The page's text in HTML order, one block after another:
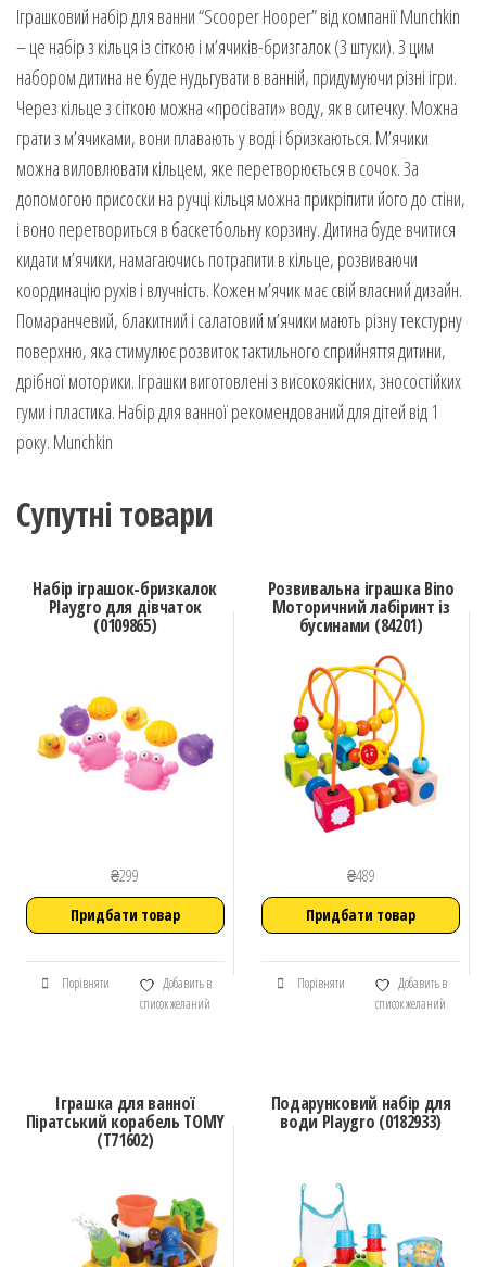
Іграшковий набір для ванни “Scooper Hooper” від компанії Munchkin
– це набір з кільця із сіткою і м’ячиків-бризгалок (3 штуки). З цим
набором дитина не буде нудьгувати в ванній, придумуючи різні ігри.
Через кільце з сіткою можна «просівати» воду, як в ситечку. Можна
грати з м’ячиками, вони плавають у воді і бризкаються. М’ячики
можна виловлювати кільцем, яке перетворюється в сочок. За
допомогою присоски на ручці кільця можна прикріпити його до стіни,
і воно перетвориться в баскетбольну корзину. Дитина буде вчитися
кидати м’ячики, намагаючись потрапити в кільце, розвиваючи
координацію рухів і влучність. Кожен м’ячик має свій власний дизайн.
Помаранчевий, блакитний і салатовий м’ячики мають різну текстурну
поверхню, яка стимулює розвиток тактильного сприйняття дитини,
дрібної моторики. Іграшки виготовлені з високоякісних, зносостійких
гуми і пластика. Набір для ванної рекомендований для дітей від 1
року. Munchkin
Супутні товари
Набір іграшок-бризкалок
Playgro для дівчаток
(0109865)
₴299
Придбати товар
Порівняти
Добавить в
список желаний
Розвивальна іграшка Bino
Моторичний лабіринт із
бусинами (84201)
₴489
Придбати товар
Порівняти
Добавить в
список желаний
Іграшка для ванної
Піратський корабель TOMY
(Т71602)
Подарунковий набір для
води Playgro (0182933)